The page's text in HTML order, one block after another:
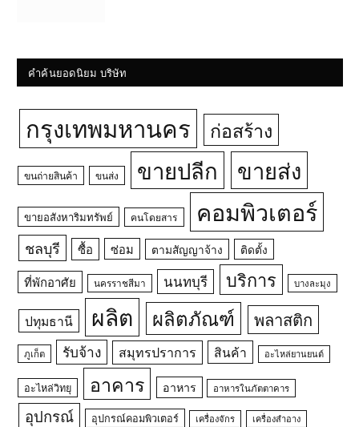
คำค้นยอดนิยม บริษัท
กรุงเทพมหานคร ก่อสร้าง
ขนถ่ายสินค้า ขนส่ง ขายปลีก ขายส่ง
ขายอสังหาริมทรัพย์ คนโดยสาร คอมพิวเตอร์
ชลบุรี ซื้อ ซ่อม ตามสัญญาจ้าง ติดตั้ง
ที่พักอาศัย นครราชสีมา นนทบุรี บริการ บางละมุง
ปทุมธานี ผลิต ผลิตภัณฑ์ พลาสติก
ภูเก็ต รับจ้าง สมุทรปราการ สินค้า อะไหล่ยานยนต์
อะไหล่วิทยุ อาคาร อาหาร อาหารในภัตตาคาร
อุปกรณ์ อุปกรณ์คอมพิวเตอร์ เครื่องจักร เครื่องสำอาง